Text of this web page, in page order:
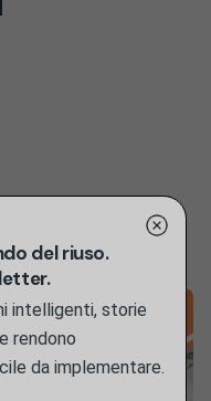
del riuso.
intelligenti, storie
rendono
da implementare.
Parola chiave